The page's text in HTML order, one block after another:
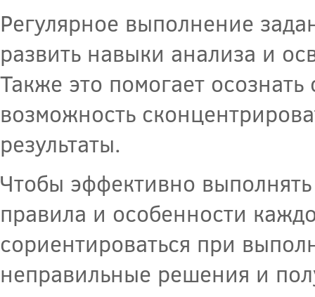
Регулярное выполнение
развить навыки анализа и
Также это помогает
возможность
результаты.
Чтобы эффективно
правила и особенности
сориентироваться при
неправильные решения и